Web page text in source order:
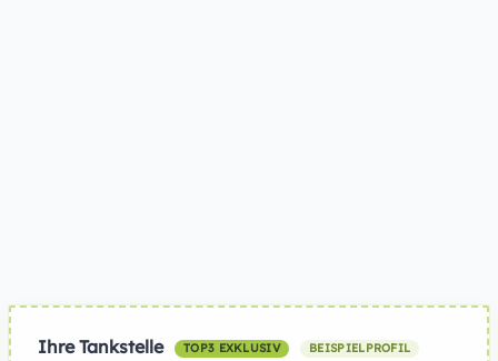
Ihre Tankstelle TOP3 EXKLUSIV BEISPIELPROFIL